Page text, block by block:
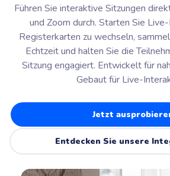
Führen Sie interaktive Sitzungen
und Zoom durch. Starten Sie
Registerkarten zu wechseln,
Echtzeit und halten Sie die
Sitzung engagiert. Entwickelt für
Gebaut für Live-
Jetzt
Entdecken Sie unsere